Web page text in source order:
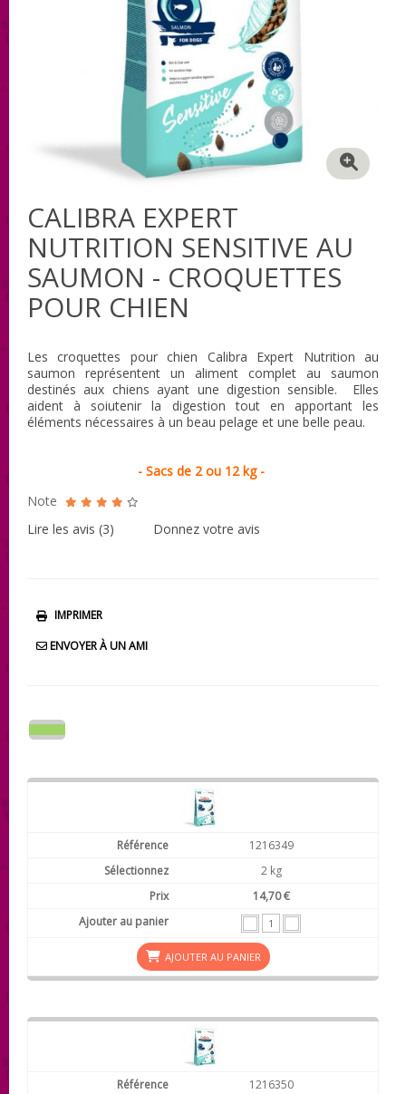
CALIBRA EXPERT
NUTRITION SENSITIVE AU
SAUMON - CROQUETTES
POUR CHIEN
Les croquettes pour chien Calibra Expert Nutrition au
saumon représentent un aliment complet au saumon
destinés aux chiens ayant une digestion sensible. Elles
aident à soiutenir la digestion tout en apportant les
éléments nécessaires à un beau pelage et une belle peau.
- Sacs de 2 ou 12 kg -
Note
Lire les avis (3) Donnez votre avis
IMPRIMER
ENVOYER À UN AMI
1216349
2 kg
14,70 €
AJOUTER AU PANIER
1216350